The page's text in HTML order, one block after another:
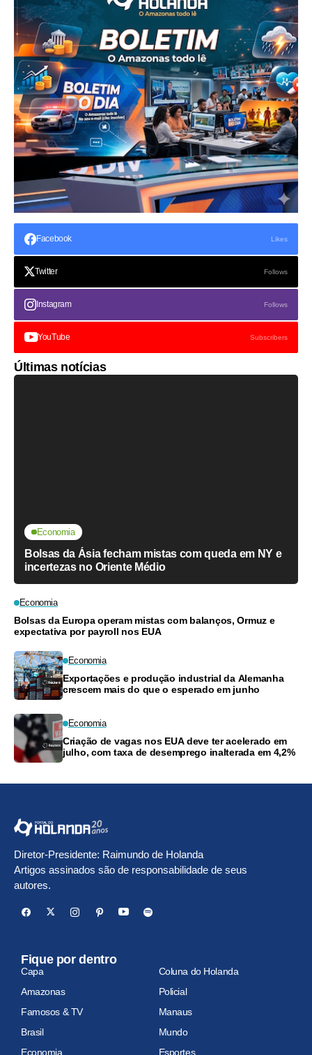
Facebook Likes
Twitter Follows
Instagram Follows
YouTube Subscribers
Últimas notícias
Economia
Bolsas da Ásia fecham mistas com queda em NY e
incertezas no Oriente Médio
Economia
Bolsas da Europa operam mistas com balanços, Ormuz e
expectativa por payroll nos EUA
Economia
Exportações e produção industrial da Alemanha
crescem mais do que o esperado em junho
Economia
Criação de vagas nos EUA deve ter acelerado em
julho, com taxa de desemprego inalterada em 4,2%
Diretor-Presidente: Raimundo de Holanda
Artigos assinados são de responsabilidade de seus
autores.
Fique por dentro
Capa
Coluna do Holanda
Amazonas
Policial
Famosos & TV
Manaus
Brasil
Mundo
Economia
Esportes